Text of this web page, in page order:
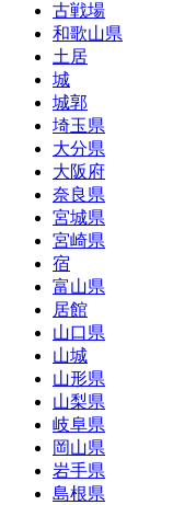
古戦場
和歌山県
土居
城
城郭
埼玉県
大分県
大阪府
奈良県
宮城県
宮崎県
宿
富山県
居館
山口県
山城
山形県
山梨県
岐阜県
岡山県
岩手県
島根県